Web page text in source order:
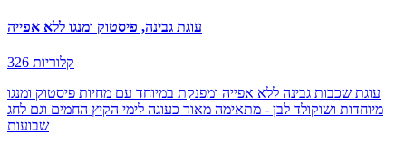
עוגת גבינה, פיסטוק ומנגו ללא אפייה
326 קלוריות
עוגת שכבות גבינה ללא אפייה ומפנקת במיוחד עם מחיות פיסטוק ומנגו
מיוחדות ושוקולד לבן - מתאימה מאוד כעוגה לימי הקיץ החמים וגם לחג
שבועות